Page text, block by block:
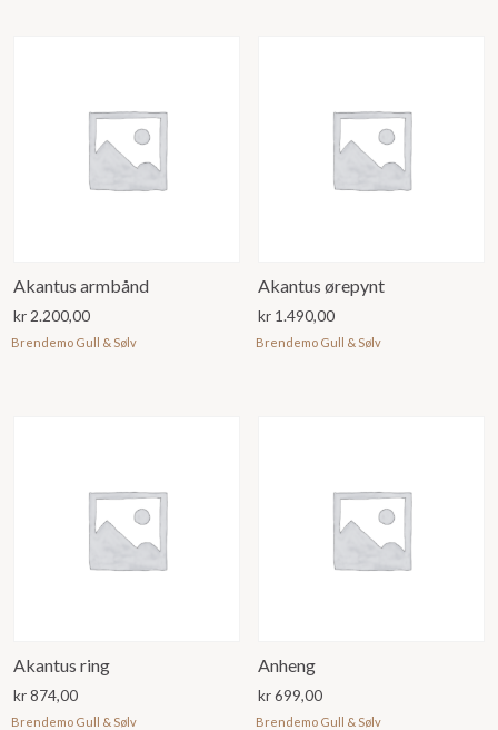
Akantus armbånd
kr 2.200,00
Brendemo Gull & Sølv
Akantus ørepynt
kr 1.490,00
Brendemo Gull & Sølv
Akantus ring
kr874,00
Brendemo Gull & Sølv
Anheng
kr699,00
Brendemo Gull & Sølv